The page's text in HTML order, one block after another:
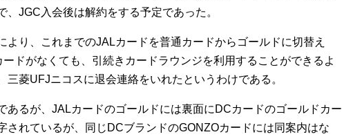
、JGC入会後は解約をする予定であった。
より、これまでのJALカードを普通カードからゴールドに切替え
ドがなくても、引続きカードラウンジを利用することができるよ
三菱UFJニコスに退会連絡をいれたというわけである。
あるが、JALカードのゴールドには裏面にDCカードのゴールドカー
されているが、同じDCブランドのGONZOカードには同案内はな